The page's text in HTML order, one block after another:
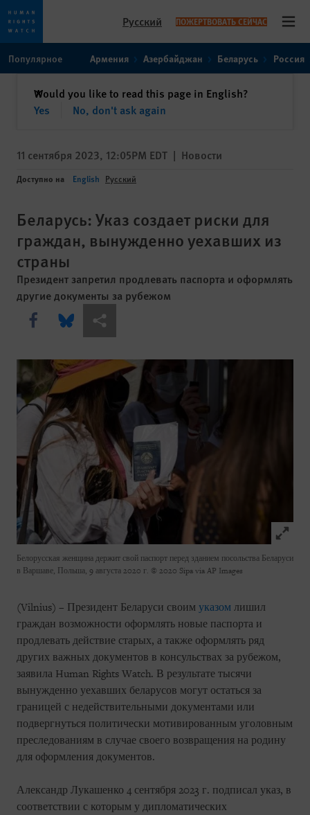
toto
content
Русский ПОЖЕРТВОВАТЬ СЕЙЧАС
Популярное Армения Азербайджан Беларусь Россия
Would you like to read this page in English?
Yes
No, don't ask again
✕закрыть
11 сентября 2023, 12:05PM EDT | Новости
Доступно на English Русский
Беларусь: Указ создает риски для
граждан, вынужденно уехавших из
страны
Президент запретил продлевать паспорта и оформлять
другие документы за рубежом
Share this via Facebook
Share this via Bluesky
Share this via Поделиться
Click
Белорусская женщина держит свой паспорт перед зданием посольства Беларуси
в Варшаве, Польша, 9 августа 2020 г. © 2020 Sipa via AP Images
(Vilnius) – Президент Беларуси своим указом лишил
граждан возможности оформлять новые паспорта и
продлевать действие старых, а также оформлять ряд
других важных документов в консульствах за рубежом,
заявила Human Rights Watch. В результате тысячи
вынужденно уехавших беларусов могут остаться за
границей с недействительными документами или
подвергнуться политически мотивированным уголовным
преследованиям в случае своего возвращения на родину
для оформления документов.
Александр Лукашенко 4 сентября 2023 г. подписал указ, в
соответствии с которым у дипломатических